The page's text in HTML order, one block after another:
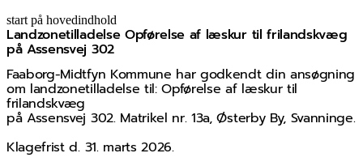
start på hovedindhold
Landzonetilladelse Opførelse af læskur til frilandskvæg
på Assensvej 302
Faaborg-Midtfyn Kommune har godkendt din ansøgning
om landzonetilladelse til: Opførelse af læskur til
frilandskvæg
på Assensvej 302. Matrikel nr. 13a, Østerby By, Svanninge.
Klagefrist d. 31. marts 2026.
senest opdateret 3. marts 2026